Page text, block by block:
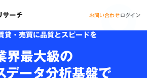
お問い合わせ ログイン
貸・売買に品質とスピードを
界最大級の
データ分析基盤で